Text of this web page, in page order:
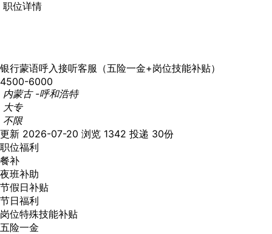
职位详情
银行蒙语呼入接听客服（五险一金+岗位技能补贴）
4500-6000
内蒙古 -呼和浩特
大专
不限
更新 2026-07-20 浏览 1342 投递 30份
职位福利
餐补
夜班补助
节假日补贴
节日福利
岗位特殊技能补贴
五险一金